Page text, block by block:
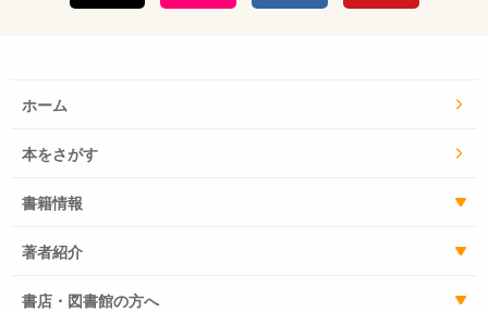
ホーム
本をさがす
書籍情報
著者紹介
書店・図書館の方へ